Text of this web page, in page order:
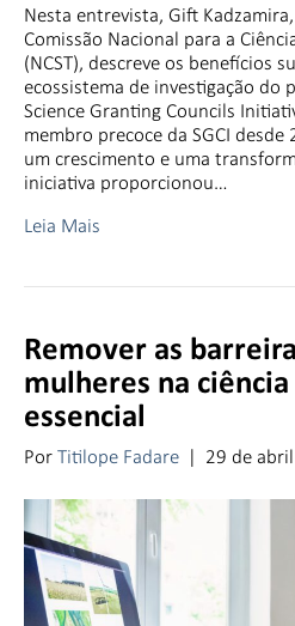
Nesta entrevista, Gift
Comissão Nacional para a
(NCST), descreve os benefícios
ecossistema de investigação do
Science Granting Councils
membro precoce da SGCI
um crescimento e uma
iniciativa proporcionou…
Leia Mais
Remover as
mulheres na
essencial
PorTitilope Fadare | 29 de